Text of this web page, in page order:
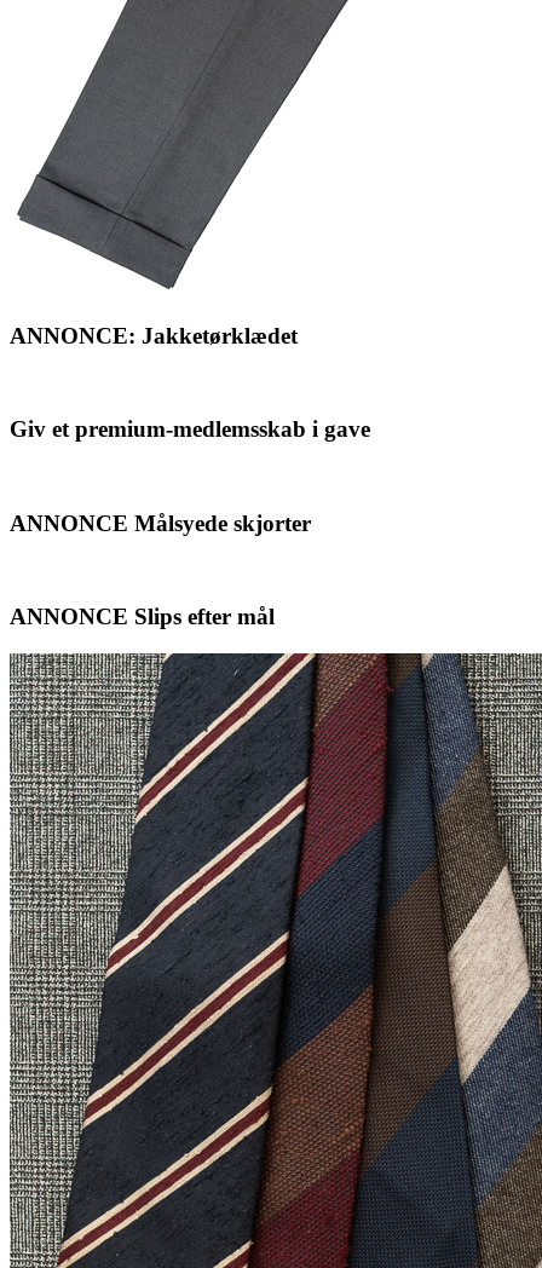
ANNONCE: Jakketørklædet
Giv et premium-medlemsskab i gave
ANNONCE Målsyede skjorter
ANNONCE Slips efter mål